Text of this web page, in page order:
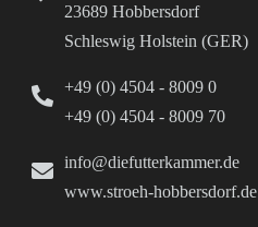
23689 Hobbersdorf
Schleswig Holstein (GER)
+49 (0) 4504 - 8009 0
+49 (0) 4504 - 8009 70
info@diefutterkammer.de
www.stroeh-hobbersdorf.de